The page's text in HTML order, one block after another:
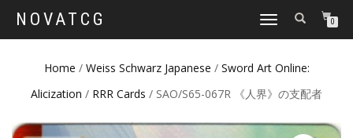
NOVATCG
TOGGLE
0
Home / Weiss Schwarz Japanese / Sword Art Online:
Alicization / RRR Cards / SAO/S65-067R 《人界》の支配者